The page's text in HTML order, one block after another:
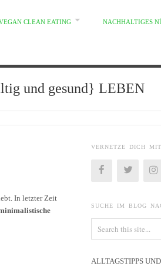
CLEAN EATING NACHHALTIGES
und gesund} LEBEN
In letzter Zeit
VERNETZE DICH
SUCHE IM BLOG
ALLTAGSTIPPS